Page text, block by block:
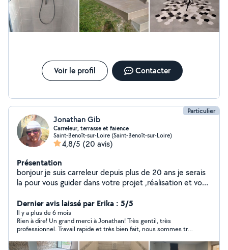
Voir le profil Contacter
Particulier
Jonathan Gib
Carreleur, terrasse et faience
Saint-Benoît-sur-Loire (Saint-Benoît-sur-Loire)
4,8/5 (20 avis)
Présentation
bonjour je suis carreleur depuis plus de 20 ans je serais
la pour vous guider dans votre projet ,réalisation et vous
si vous voulez des conseils ,choix de carrelage sans
forcément faire votre chantier c' est avec plaisir que je
vous guiderai dans votre projet Merci à tous ceux qui
m'ont déjà solliciter à très bientôt. Jonathan
Dernier avis laissé par Erika : 5/5
Il y a plus de 6 mois
Rien à dire! Un grand merci à Jonathan! Très gentil, très
professionnel. Travail rapide et très bien fait, nous sommes très
avons besoin! Un grand merci ☺️ Erika et Julien